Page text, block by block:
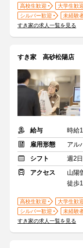
高校生歓迎 大学生歓
シルバー歓迎
未経験
すき家の求人一覧を見る
すき家 高砂松陽店
給与
時給
雇用形態
アル
シフト
週2
アクセス
山陽
徒歩
高校生歓迎 大学生歓
シルバー歓迎
未経験
すき家の求人一覧を見る